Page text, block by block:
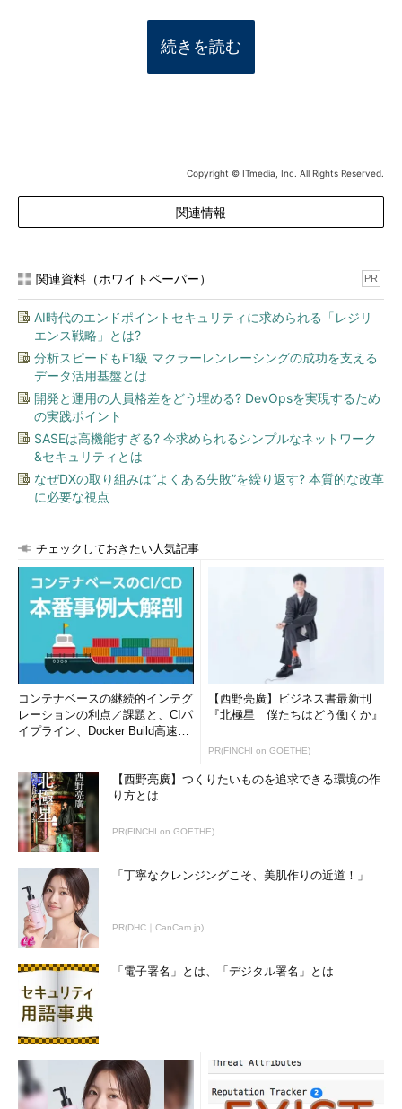
続きを読む
Copyright © ITmedia, Inc. All Rights Reserved.
関連情報
関連資料（ホワイトペーパー） PR
AI時代のエンドポイントセキュリティに求められる「レジリ
エンス戦略」とは?
分析スピードもF1級 マクラーレンレーシングの成功を支える
データ活用基盤とは
開発と運用の人員格差をどう埋める? DevOpsを実現するため
の実践ポイント
SASEは高機能すぎる? 今求められるシンプルなネットワーク
&セキュリティとは
なぜDXの取り組みは“よくある失敗”を繰り返す? 本質的な改革
に必要な視点
チェックしておきたい人気記事
コンテナベースの継続的インテグ
レーションの利点／課題と、CIパ
イプライン、Docker Build高速化
【西野亮廣】ビジネス書最新刊
『北極星 僕たちはどう働くか』
PR(FINCHI on GOETHE)
【西野亮廣】つくりたいものを追求できる環境の作
り方とは
PR(FINCHI on GOETHE)
「丁寧なクレンジングこそ、美肌作りの近道！」
PR(DHC｜CanCam.jp)
「電子署名」とは、「デジタル署名」とは